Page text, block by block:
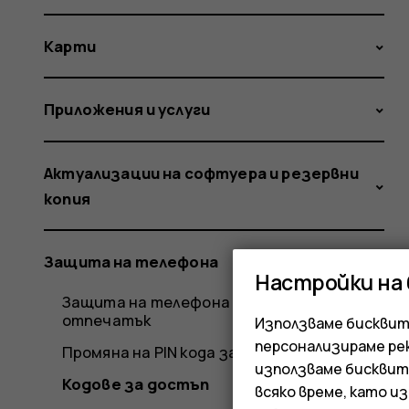
Карти
Приложения и услуги
Актуализации на софтуера и резервни
копия
Защита на телефона
Защита на телефона с пръстов
отпечатък
Промяна на PIN кода за SIM карта
Кодове за достъп
Настройки
Използваме
персонализираме
използваме
всяко време, като